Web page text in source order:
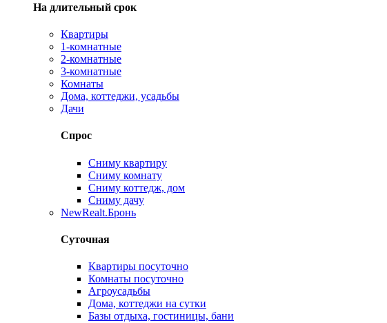
На длительный срок
Квартиры
1-комнатные
2-комнатные
3-комнатные
Комнаты
Дома, коттеджи, усадьбы
Дачи
Спрос
Сниму квартиру
Сниму комнату
Сниму коттедж, дом
Сниму дачу
NewRealt.Бронь
Суточная
Квартиры посуточно
Комнаты посуточно
Агроусадьбы
Дома, коттеджи на сутки
Базы отдыха, гостиницы, бани